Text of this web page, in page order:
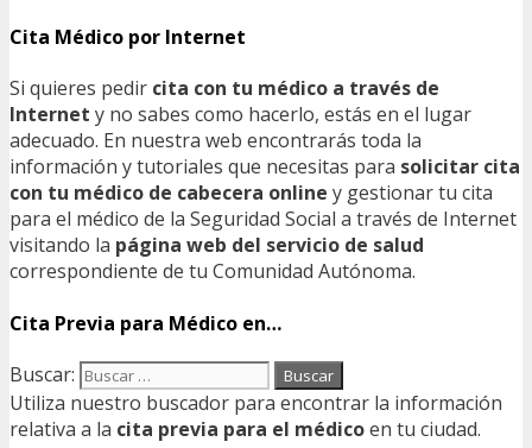
Cita Médico por Internet
Si quieres pedir cita con tu médico a través de
Internet y no sabes como hacerlo, estás en el lugar
adecuado. En nuestra web encontrarás toda la
información y tutoriales que necesitas para solicitar cita
con tu médico de cabecera online y gestionar tu cita
para el médico de la Seguridad Social a través de Internet
visitando la página web del servicio de salud
correspondiente de tu Comunidad Autónoma.
Cita Previa para Médico en…
Buscar:
Utiliza nuestro buscador para encontrar la información
relativa a la cita previa para el médicoen tu ciudad.